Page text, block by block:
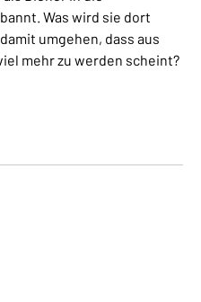
Was wird sie dort
umgehen, dass aus
mehr zu werden scheint?